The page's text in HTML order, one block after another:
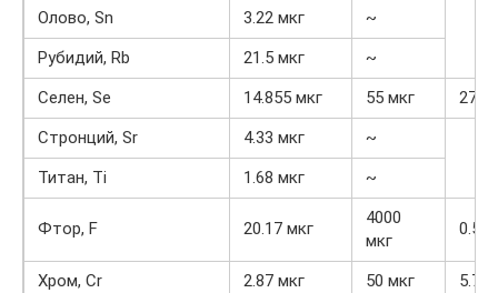
Олово, Sn
3.22 мкг
~
Рубидий, Rb
21.5 мкг
~
Селен, Se
14.855 мкг 55 мкг
27%
Стронций, Sr
4.33 мкг
~
Титан, Ti
1.68 мкг ~
Фтор, F 20.17 мкг
4000
мкг
0.5%
Хром, Cr 2.87 мкг 50 мкг
5.7%